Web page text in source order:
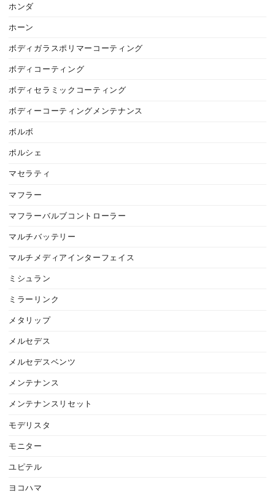
ホンダ
ホーン
ボディガラスポリマーコーティング
ボディコーティング
ボディセラミックコーティング
ボディーコーティングメンテナンス
ボルボ
ポルシェ
マセラティ
マフラー
マフラーバルブコントローラー
マルチバッテリー
マルチメディアインターフェイス
ミシュラン
ミラーリンク
メタリップ
メルセデス
メルセデスベンツ
メンテナンス
メンテナンスリセット
モデリスタ
モニター
ユピテル
ヨコハマ